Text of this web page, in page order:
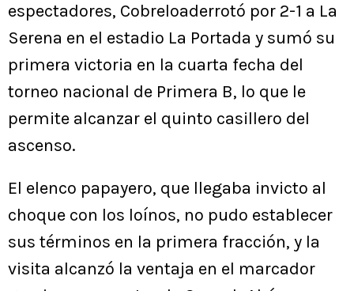
espectadores, Cobreloaderrotó por 2-1 a La
Serena en el estadio La Portada y sumó su
primera victoria en la cuarta fecha del
torneo nacional de Primera B, lo que le
permite alcanzar el quinto casillero del
ascenso.
El elenco papayero, que llegaba invicto al
choque con los loínos, no pudo establecer
sus términos en la primera fracción, y la
visita alcanzó la ventaja en el marcador